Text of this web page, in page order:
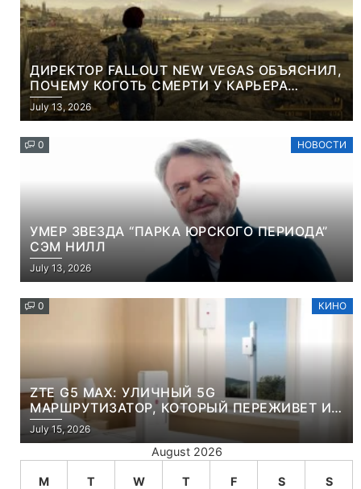
ДИРЕКТОР FALLOUT NEW VEGAS ОБЪЯСНИЛ,
ПОЧЕМУ КОГОТЬ СМЕРТИ У КАРЬЕРА
НАМЕРЕННО СНОСИТ ВАМ ГОЛОВУ
July 13, 2026
0 НОВОСТИ
УМЕР ЗВЕЗДА “ПАРКА ЮРСКОГО ПЕРИОДА”
СЭМ НИЛЛ
July 13, 2026
0 КИНО
ZTE G5 MAX: УЛИЧНЫЙ 5G
МАРШРУТИЗАТОР, КОТОРЫЙ ПЕРЕЖИВЕТ И
ЛЮТУЮ ЗИМУ, И ЖАРКОЕ ЛЕТО
July 15, 2026
August 2026
M T W T F S S